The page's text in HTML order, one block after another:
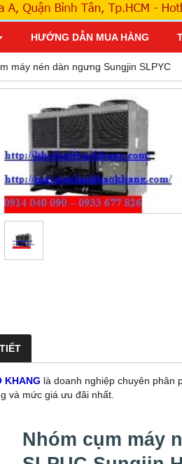
HƯỚNG DẪN MUA HÀNG
máy nén dàn ngưng Sungjin SLPYC
KHANG là doanh nghiệp chuyên phân
và mức giá ưu đãi nhất.
Nhóm cụm máy